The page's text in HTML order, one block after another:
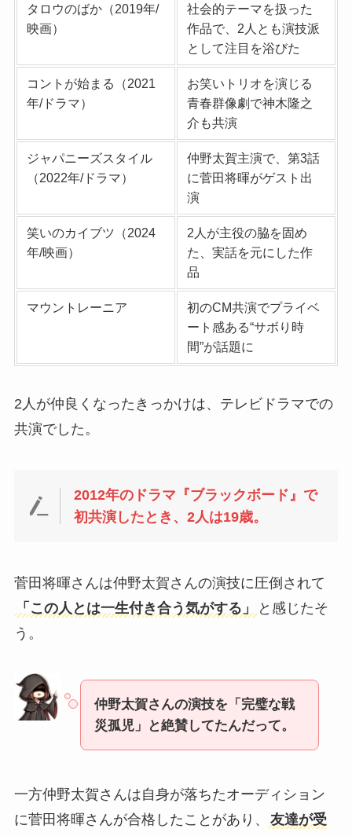
タロウのばか（2019年/
映画）
社会的テーマを扱った
作品で、2人とも演技派
として注目を浴びた
コントが始まる（2021
年/ドラマ）
お笑いトリオを演じる
青春群像劇で神木隆之
介も共演
ジャパニーズスタイル
（2022年/ドラマ）
仲野太賀主演で、第3話
に菅田将暉がゲスト出
演
笑いのカイブツ（2024
年/映画）
2人が主役の脇を固め
た、実話を元にした作
品
マウントレーニア
初のCM共演でプライベ
ート感ある“サボり時
間”が話題に
2人が仲良くなったきっかけは、テレビドラマでの
共演でした。
2012年のドラマ『ブラックボード』で
初共演したとき、2人は19歳。
菅田将暉さんは仲野太賀さんの演技に圧倒されて
「この人とは一生付き合う気がする」
と感じたそ
う。
仲野太賀さんの演技を「完璧な戦
災孤児」と絶賛してたんだって。
一方仲野太賀さんは自身が落ちたオーディション
に菅田将暉さんが合格したことがあり、
友達が受